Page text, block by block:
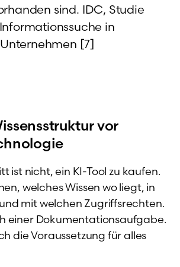
sind. IDC, Studie
in
Unternehmen [7]
vor
ist nicht, ein KI-Tool zu kaufen.
welches Wissen wo liegt, in
mit welchen Zugriffsrechten.
einer Dokumentationsaufgabe.
die Voraussetzung für alles